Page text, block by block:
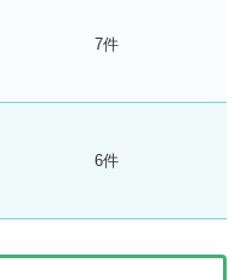
7件
6件